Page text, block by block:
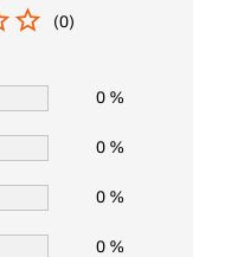
(0)
0 %
0 %
0 %
0 %